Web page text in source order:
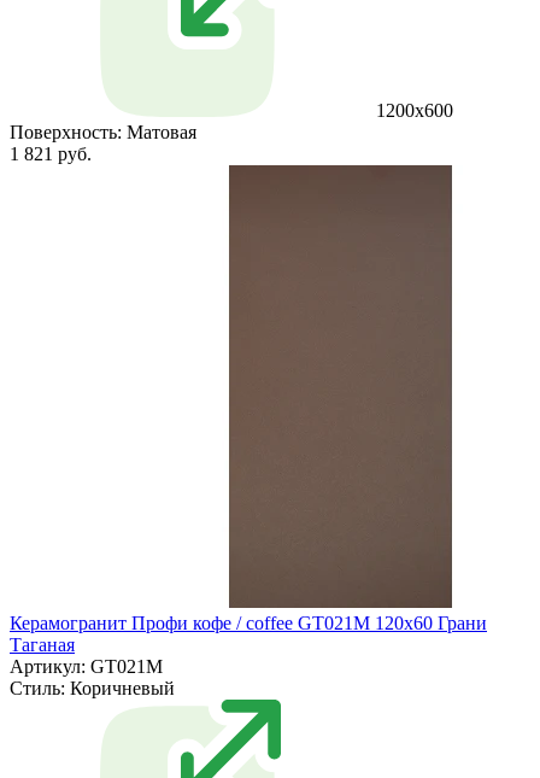
1200х600
Поверхность: Матовая
1 821 руб.
Керамогранит Профи кофе / coffee GT021M 120х60 Грани
Таганая
Артикул: GT021M
Стиль: Коричневый